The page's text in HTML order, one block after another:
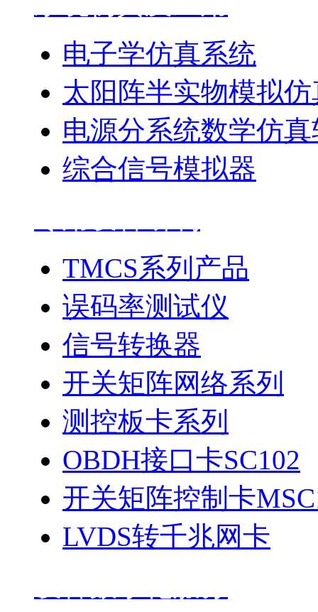
电子学仿真系统
太阳阵半实物模拟
电源分系统数学仿
综合信号模拟器
TMCS系列产品
误码率测试仪
信号转换器
开关矩阵网络系列
测控板卡系列
OBDH接口卡SC102
开关矩阵控制卡
LVDS转千兆网卡